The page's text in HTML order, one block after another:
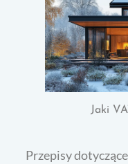
Jaki
Przepisy